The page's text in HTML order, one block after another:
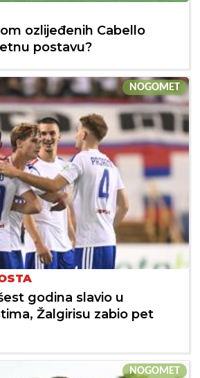
ozlijeđenih Cabello
postavu?
NOGOMET
godina slavio u
Žalgirisu zabio pet
NOGOMET